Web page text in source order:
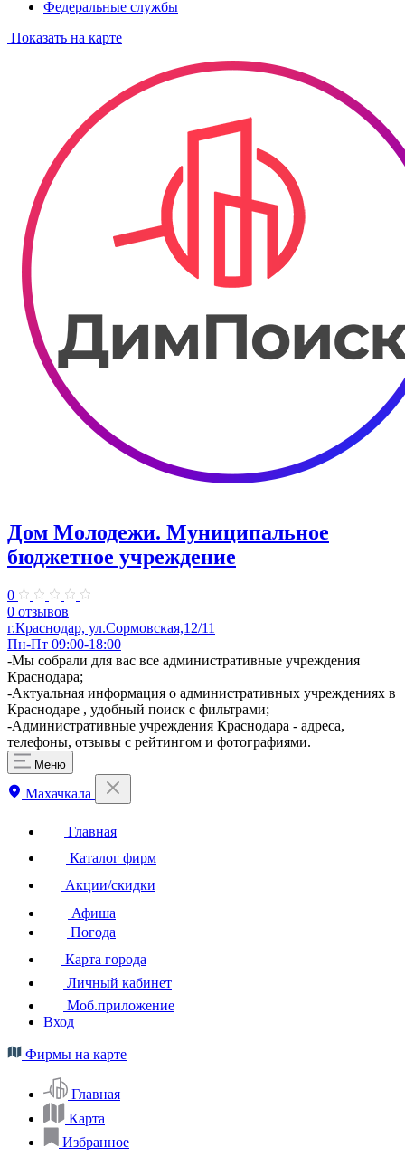
Федеральные службы
Показать на карте
Дом Молодежи. Муниципальное
бюджетное учреждение
0
0 отзывов
г.Краснодар, ул.Сормовская,12/11
Пн-Пт 09:00-18:00
-Мы собрали для вас все административные учреждения
Краснодара;
-Актуальная информация о административных учреждениях в
Краснодаре , удобный поиск с фильтрами;
-Административные учреждения Краснодара - адреса,
телефоны, отзывы с рейтингом и фотографиями.
Меню
Махачкала
Главная
Каталог фирм
Акции/скидки
Афиша
Погода
Карта города
Личный кабинет
Моб.приложение
Вход
Фирмы на карте
Главная
Карта
Избранное